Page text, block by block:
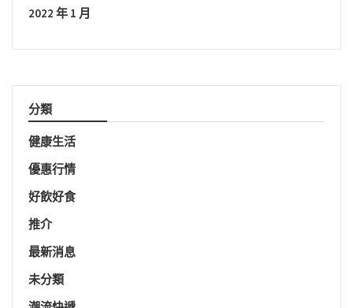
2022 年 1 月
分類
健康生活
優惠行情
好飲好食
推介
最新消息
未分類